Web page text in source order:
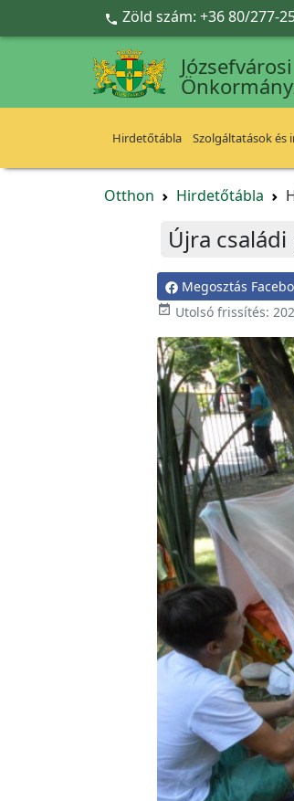
Ugrás a fő tartalomra
 Zöld szám: +36 80/277-
Józsefvárosi
Hirdetőtábla Szolgáltatások és
Otthon Hirdetőtábla
Újra
Megosztás
 Utolsó frissítés: